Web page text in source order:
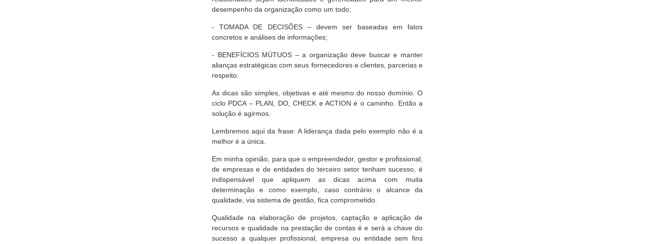
desempenho da organização como um todo;
- TOMADA DE DECISÕES – devem ser baseadas em fatos
concretos e análises de informações;
- BENEFÍCIOS MÚTUOS – a organização deve buscar e manter
alianças estratégicas com seus fornecedores e clientes, parcerias e
respeito.
As dicas são simples, objetivas e até mesmo do nosso domínio. O
ciclo PDCA – PLAN, DO, CHECK e ACTION é o caminho. Então a
solução é agirmos.
Lembremos aqui da frase: A liderança dada pelo exemplo não é a
melhor é a única.
Em minha opinião, para que o empreendedor, gestor e profissional,
de empresas e de entidades do terceiro setor tenham sucesso, é
indispensável que apliquem as dicas acima com muita
determinação e como exemplo, caso contrário o alcance da
qualidade, via sistema de gestão, fica comprometido.
Qualidade na elaboração de projetos, captação e aplicação de
recursos e qualidade na prestação de contas é e será a chave do
sucesso a qualquer profissional, empresa ou entidade sem fins